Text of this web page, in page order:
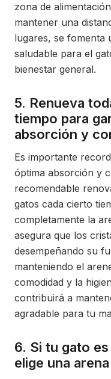
zona de
mantener una
lugares, se fomenta
saludable para el
bienestar general.
5. Renueva
tiempo para
absorción y
Es importante
óptima absorción y
recomendable
gatos cada cierto
completamente la
asegura que los
desempeñando su
manteniendo el
comodidad y la
contribuirá a
agradable para tu
6. Si tu gato
elige una